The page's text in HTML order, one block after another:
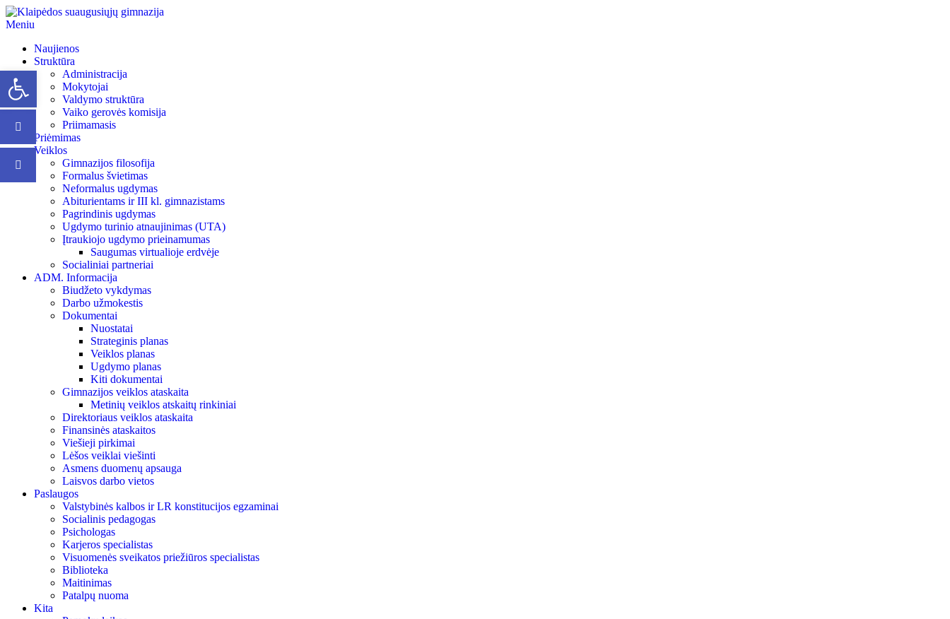
Meniu
Naujienos
Struktūra
Administracija
Mokytojai
Valdymo struktūra
Vaiko gerovės komisija
Priimamasis
Priėmimas
Veiklos
Gimnazijos filosofija
Formalus švietimas
Neformalus ugdymas
Abiturientams ir III kl. gimnazistams
Pagrindinis ugdymas
Ugdymo turinio atnaujinimas (UTA)
Įtraukiojo ugdymo prieinamumas
Saugumas virtualioje erdvėje
Socialiniai partneriai
ADM. Informacija
Biudžeto vykdymas
Darbo užmokestis
Dokumentai
Nuostatai
Strateginis planas
Veiklos planas
Ugdymo planas
Kiti dokumentai
Gimnazijos veiklos ataskaita
Metinių veiklos atskaitų rinkiniai
Direktoriaus veiklos ataskaita
Finansinės ataskaitos
Viešieji pirkimai
Lėšos veiklai viešinti
Asmens duomenų apsauga
Laisvos darbo vietos
Paslaugos
Valstybinės kalbos ir LR konstitucijos egzaminai
Socialinis pedagogas
Psichologas
Karjeros specialistas
Visuomenės sveikatos priežiūros specialistas
Biblioteka
Maitinimas
Patalpų nuoma
Kita
Open toolbar